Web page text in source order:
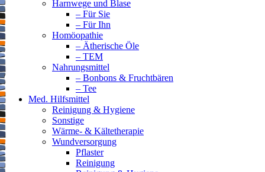
Harnwege und Blase
– Für Sie
– Für Ihn
Homöopathie
– Ätherische Öle
– TEM
Nahrungsmittel
– Bonbons & Fruchtbären
– Tee
Med. Hilfsmittel
Reinigung & Hygiene
Sonstige
Wärme- & Kältetherapie
Wundversorgung
Pflaster
Reinigung